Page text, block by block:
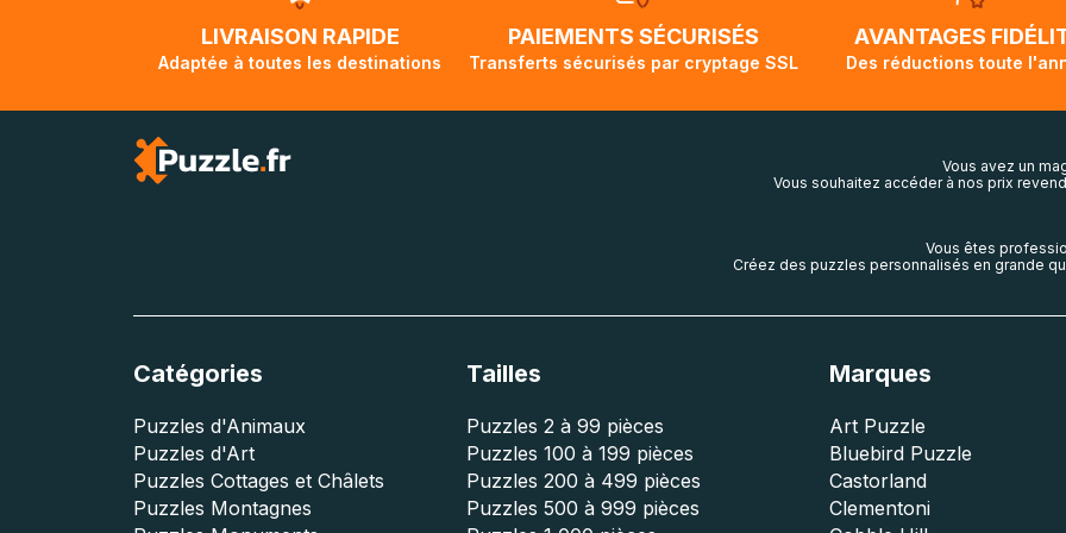
lorsque votre colis aura touché terre.
LIVRAISON RAPIDE
Adaptée à toutes les destinations
PAIEMENTS SÉCURISÉS
Transferts sécurisés par cryptage SSL
AVANTAGES
Des réductions toute
Vous avez un
Vous souhaitez accéder à nos prix
Vous êtes
Créez des puzzles personnalisés en grande
Catégories
Puzzles d'Animaux
Puzzles d'Art
Puzzles Cottages et Châlets
Puzzles Montagnes
Tailles
Puzzles 2 à 99 pièces
Puzzles 100 à 199 pièces
Puzzles 200 à 499 pièces
Puzzles 500 à 999 pièces
Marques
Art Puzzle
Bluebird Puzzle
Castorland
Clementoni